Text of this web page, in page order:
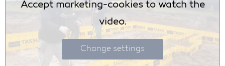
Accept marketing-cookies to watch the
video.
Change settings